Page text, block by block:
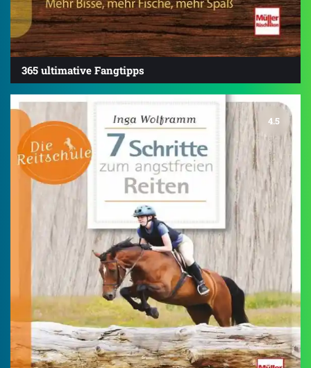
365 ultimative Fangtipps
4.5